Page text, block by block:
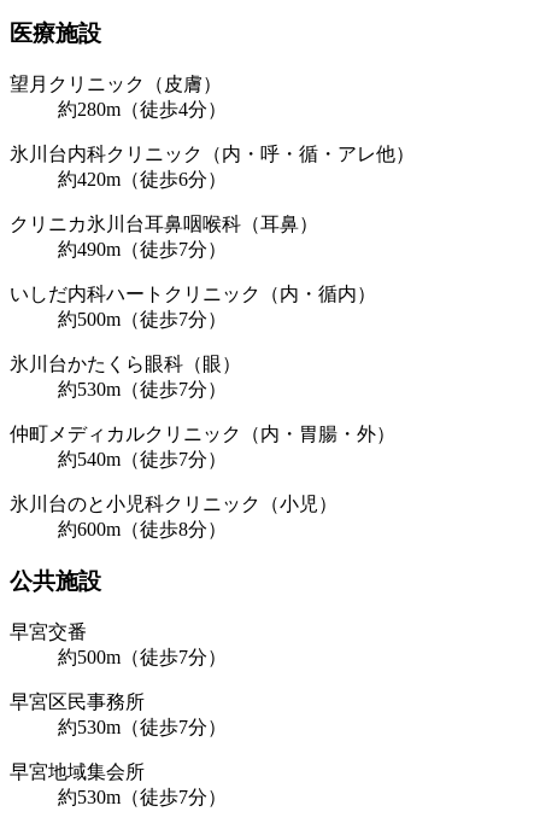
医療施設
望月クリニック（皮膚）
約280m（徒歩4分）
氷川台内科クリニック（内・呼・循・アレ他）
約420m（徒歩6分）
クリニカ氷川台耳鼻咽喉科（耳鼻）
約490m（徒歩7分）
いしだ内科ハートクリニック（内・循内）
約500m（徒歩7分）
氷川台かたくら眼科（眼）
約530m（徒歩7分）
仲町メディカルクリニック（内・胃腸・外）
約540m（徒歩7分）
氷川台のと小児科クリニック（小児）
約600m（徒歩8分）
公共施設
早宮交番
約500m（徒歩7分）
早宮区民事務所
約530m（徒歩7分）
早宮地域集会所
約530m（徒歩7分）